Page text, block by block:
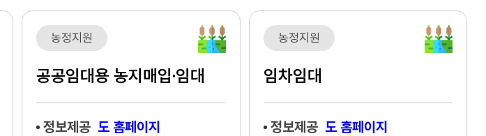
농정지원
공공임대용 농지매입·임대
정보제공 도 홈페이지
농정지원
임차임대
정보제공 도 홈페이지